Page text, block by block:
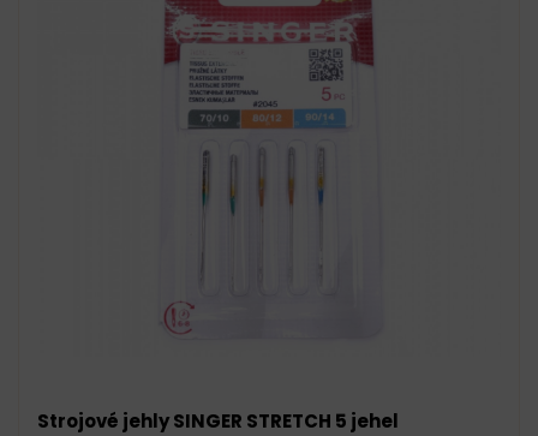
Strojové jehly SINGER STRETCH 5 jehel